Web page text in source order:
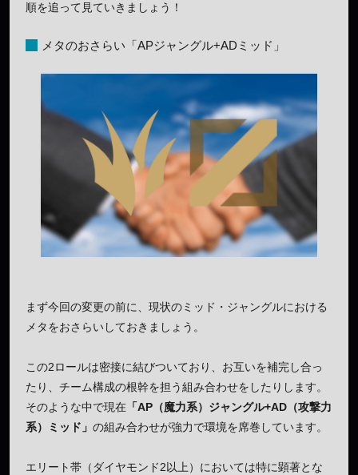
順を追って見ていきましょう！
メタのおさらい「APジャングル+ADミッド」
まず今回の変更の前に、現状のミッド・ジャングルにおける
メタをおさらいしておきましょう。
この2ロールは密接に結びついており、お互いを補完し合っ
たり、チーム構成の根幹を担う組み合わせをしたりします。
そのような中で現在 「AP（魔力系）ジャングル+AD（攻撃力
系）ミッド」 の組み合わせが強力で環境を席巻しています。
エリート帯（ダイヤモンド2以上）においては特に顕著とな